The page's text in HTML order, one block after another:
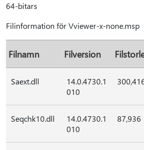
64-bitars
Filinformation för Vviewer-x-none.msp
Filnamn Filversion
Saext.dll
14.0.4730.1
010
Seqchk10.dll
14.0.4730.1
010
87,936